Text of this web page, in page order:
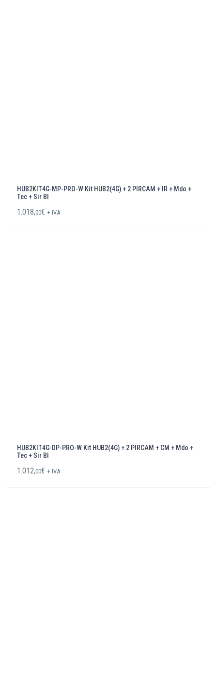
HUB2KIT4G-MP-PRO-W Kit HUB2(4G) + 2 PIRCAM + IR + Mdo +
Tec + Sir Bl
1.018,00€ + IVA
HUB2KIT4G-DP-PRO-W Kit HUB2(4G) + 2 PIRCAM + CM + Mdo +
Tec + Sir Bl
1.012,00€ + IVA